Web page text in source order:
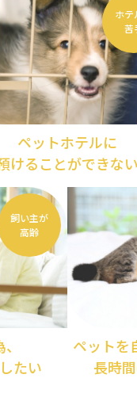
ホテ
苦
ペットホテルに
けることができない
飼い主が
高齢
たい
ペットを
長時